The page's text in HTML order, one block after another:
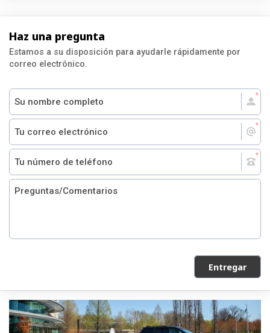
Haz una pregunta
Estamos a su disposición para ayudarle rápidamente por
correo electrónico.
Entregar